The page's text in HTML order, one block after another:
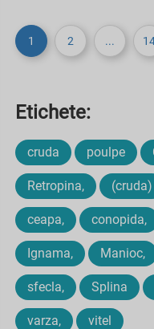
1 2 ...
Etichete:
cruda poulpe
Retropina, (cruda)
ceapa, conopida,
Ignama, Manioc,
sfecla, Splina
varza, vitel